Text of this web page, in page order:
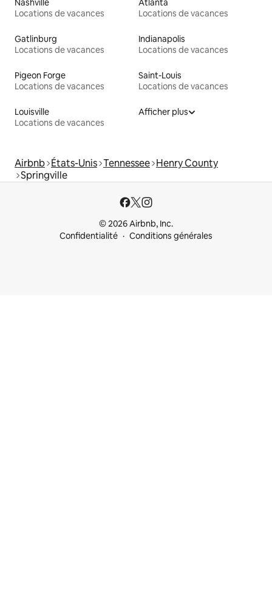
Locations de vacances
Locations de vacances
Gatlinburg
Locations de vacances
Indianapolis
Locations de vacances
Pigeon Forge
Locations de vacances
Saint-Louis
Locations de vacances
Louisville
Locations de vacances
Afficher plus
Airbnb États-Unis Tennessee Henry County
Springville
© 2026 Airbnb, Inc.
Confidentialité
Conditions générales